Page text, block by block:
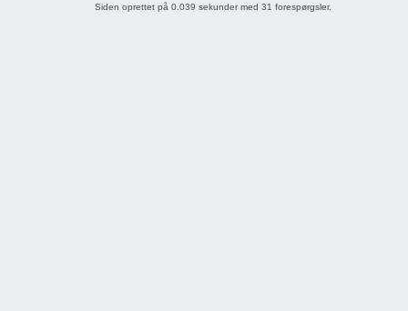
Siden oprettet på 0.039 sekunder med 31 forespørgsler.